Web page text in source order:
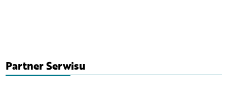
Partner Serwisu